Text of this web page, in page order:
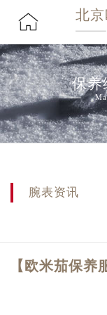
北
保养
腕表资讯
【欧米茄保